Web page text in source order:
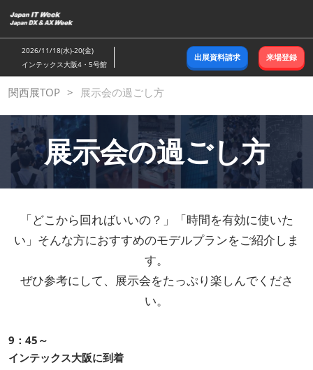
キ
ッ
し
て
進
む
2026/11/18(水)-20(金)
インテックス大阪4・5号館
出展資料請求 来場登録
関西展TOP 展示会の過ごし方
展示会の過ごし方
「どこから回ればいいの？」「時間を有効に使いた
い」そんな方におすすめのモデルプランをご紹介しま
す。
ぜひ参考にして、展示会をたっぷり楽しんでくださ
い。
9：45～
インテックス大阪に到着